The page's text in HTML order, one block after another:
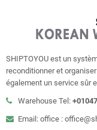
SHIPTOYOU est un
reconditionner et
également un service sûr
Warehouse Tel:
Email: office :